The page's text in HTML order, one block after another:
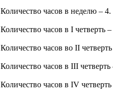
Количество часов в неделю – 4.
Количество часов в I четверть
Количество часов во II
Количество часов в III четверть
Количество часов в IV